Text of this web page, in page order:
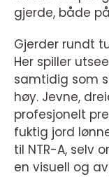
gjerde, både
Gjerder rundt
Her spiller
samtidig som
høy. Jevne,
profesjonelt
fuktig jord
til NTR-A, selv
en visuell og